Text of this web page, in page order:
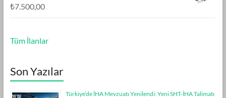
₺7.500,00
Tüm İlanlar
Son Yazılar
Türkiye’de İHA Mevzuatı Yenilendi: Yeni SHT-İHA Talimatı